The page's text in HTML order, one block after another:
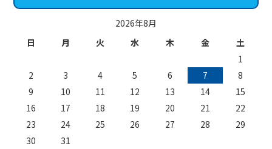
2026年8月
日
月 火 水 木 金
土
1
2
3 4 5 6 7
8
9
10 11 12 13 14
15
16
17 18 19 20 21
22
23
24 25 26 27 28
29
30
31